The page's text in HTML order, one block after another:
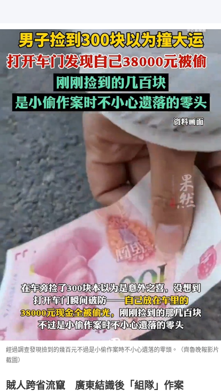
經過調查發現撿到的幾百元不過是小偷作案時不小心遺落的零頭。（齊魯晚報影片
截圖）
賊人跨省流竄 廣東結識後「組隊」作案